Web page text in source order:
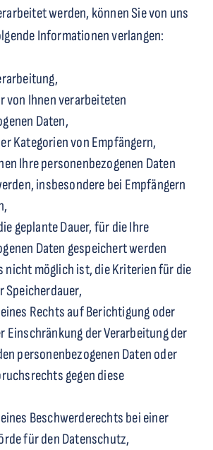
werden, können Sie von uns
Informationen verlangen:
von Ihnen verarbeiteten
Daten,
Kategorien von Empfängern,
Ihre personenbezogenen Daten
insbesondere bei Empfängern
geplante Dauer, für die Ihre
Daten gespeichert werden
nicht möglich ist, die Kriterien für die
Speicherdauer,
Rechts auf Berichtigung oder
Einschränkung der Verarbeitung der
personenbezogenen Daten oder
gegen diese
Beschwerderechts bei einer
für den Datenschutz,